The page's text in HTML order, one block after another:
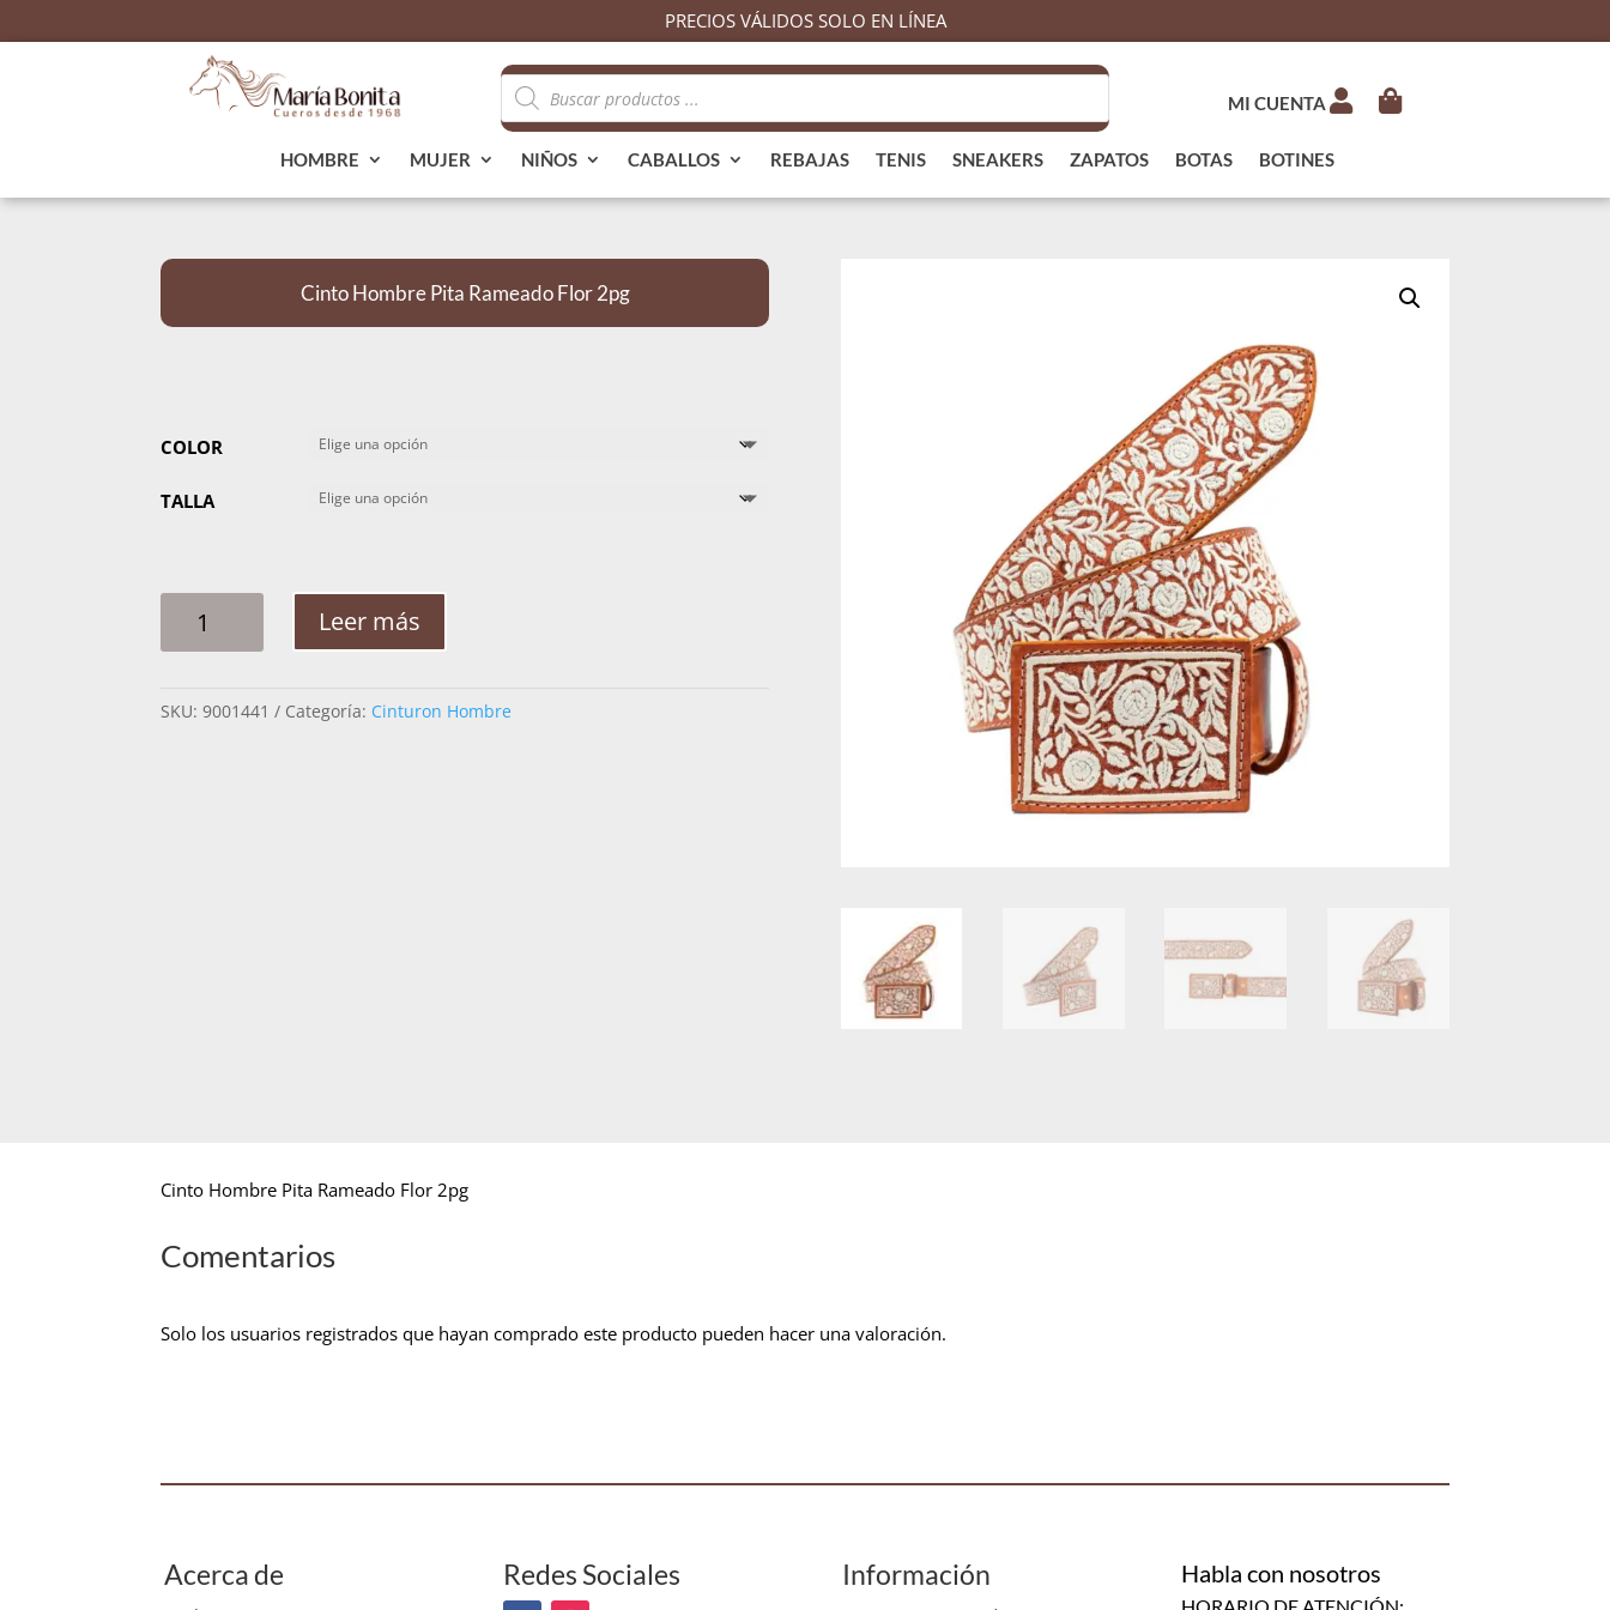
PRECIOS VÁLIDOS SOLO EN LÍNEA
Búsqueda
de
productos
MI CUENTA
HOMBRE MUJER NIÑOS CABALLOS REBAJAS TENIS SNEAKERS ZAPATOS BOTAS BOTINES
Cinto Hombre Pita Rameado Flor 2pg
COLOR
TALLA
HOMBRE
FLOR
Leer más
SKU:9001441 Categoría: Cinturon Hombre
Cinto Hombre Pita Rameado Flor 2pg
Comentarios
Solo los usuarios registrados que hayan comprado este producto pueden hacer una valoración.
Acerca de Redes Sociales Información Habla con nosotros
HORARIO DE ATENCIÓN: